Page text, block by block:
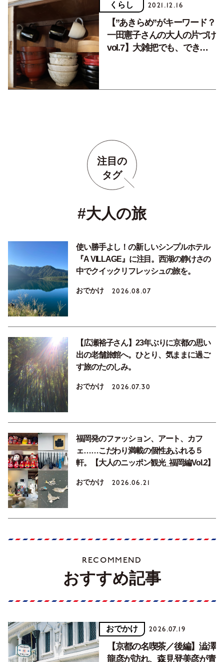
くらし 2021.12.16
【”あきらめ”がキーワード？
一田憲子さんの大人の片づけ
vol.7】大雑把でも、できる
注目の
タグ
#大人の旅
使い勝手よし！の新しいシンプルホテル
『A VILLAGE』に注目。西湖の静けさの
中でクイックリフレッシュの旅を。
おでかけ 2026.08.07
【広瀬裕子さん】23年ぶりに京都の思い
出の老舗旅館へ。ひとり、気ままに過ご
す旅のたのしみ。
おでかけ 2026.07.30
福岡発のファッション、アート、カフ
ェ……こだわり満載の個性あふれる５
軒。【大人のニッポン観光_福岡編Vol.2】
おでかけ 2026.06.21
RECOMMEND
おすすめ記事
おでかけ 2026.07.19
【京都の名喫茶／後編】澁澤
龍彦が訪れ、森見登美彦が青